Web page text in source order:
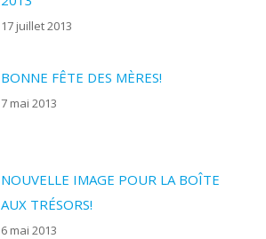
17 juillet 2013
BONNE FÊTE DES MÈRES!
7 mai 2013
NOUVELLE IMAGE POUR LA BOÎTE
AUX TRÉSORS!
6 mai 2013